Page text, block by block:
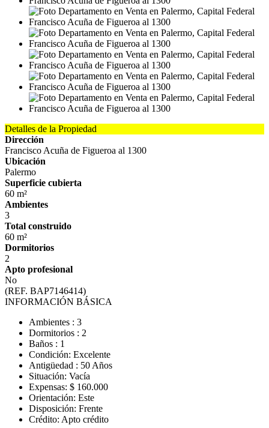
Detalles de la Propiedad
Dirección
Francisco Acuña de Figueroa al 1300
Ubicación
Palermo
Superficie cubierta
60 m²
Ambientes
3
Total construido
60 m²
Dormitorios
2
Apto profesional
No
(REF. BAP7146414)
INFORMACIÓN BÁSICA
Ambientes : 3
Dormitorios : 2
Baños : 1
Condición: Excelente
Antigüedad : 50 Años
Situación: Vacía
Expensas: $ 160.000
Orientación: Este
Disposición: Frente
Crédito: Apto crédito